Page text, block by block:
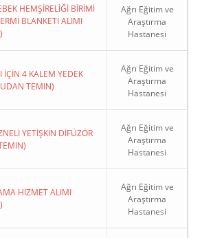
HEMŞİRELİĞİ BİRİMİ
BLANKETİ ALIMI
Ağrı Eğitim ve
Araştırma
Hastanesi
4 KALEM YEDEK
TEMIN)
Ağrı Eğitim ve
Araştırma
Hastanesi
YETİŞKİN DİFÜZÖR
Ağrı Eğitim ve
Araştırma
Hastanesi
HİZMET ALIMI
Ağrı Eğitim ve
Araştırma
Hastanesi